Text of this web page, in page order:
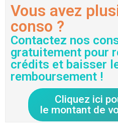
Vous avez
conso ?
Contactez nos
gratuitement pour
crédits et baisser
remboursement !
Cliquez ici
le montant de